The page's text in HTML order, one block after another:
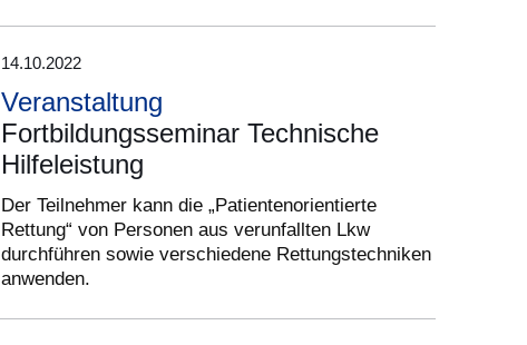
14.10.2022
Veranstaltung
Fortbildungsseminar Technische
Hilfeleistung
Der Teilnehmer kann die „Patientenorientierte
Rettung“ von Personen aus verunfallten Lkw
durchführen sowie verschiedene Rettungstechniken
anwenden.